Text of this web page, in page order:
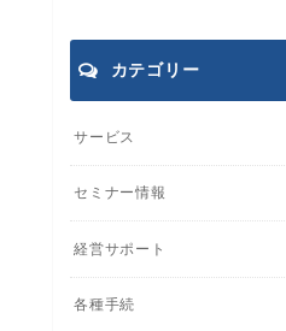
カテゴリー
サービス
セミナー情報
経営サポート
各種手続